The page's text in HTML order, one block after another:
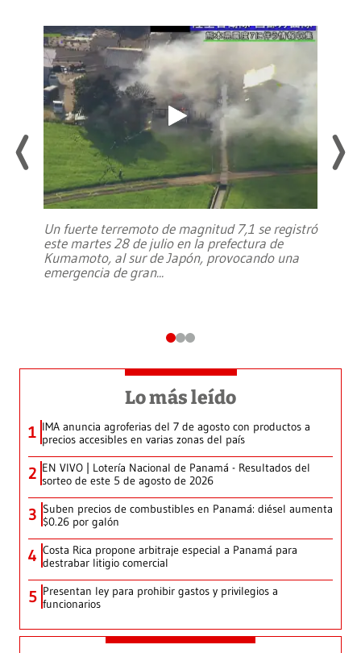
Un fuerte terremoto de magnitud 7,1 se registró
este martes 28 de julio en la prefectura de
Kumamoto, al sur de Japón, provocando una
emergencia de gran...
Lo más leído
1 IMA anuncia agroferias del 7 de agosto con productos a
precios accesibles en varias zonas del país
2 EN VIVO | Lotería Nacional de Panamá - Resultados del
sorteo de este 5 de agosto de 2026
3 Suben precios de combustibles en Panamá: diésel aumenta
$0.26 por galón
4 Costa Rica propone arbitraje especial a Panamá para
destrabar litigio comercial
5 Presentan ley para prohibir gastos y privilegios a
funcionarios